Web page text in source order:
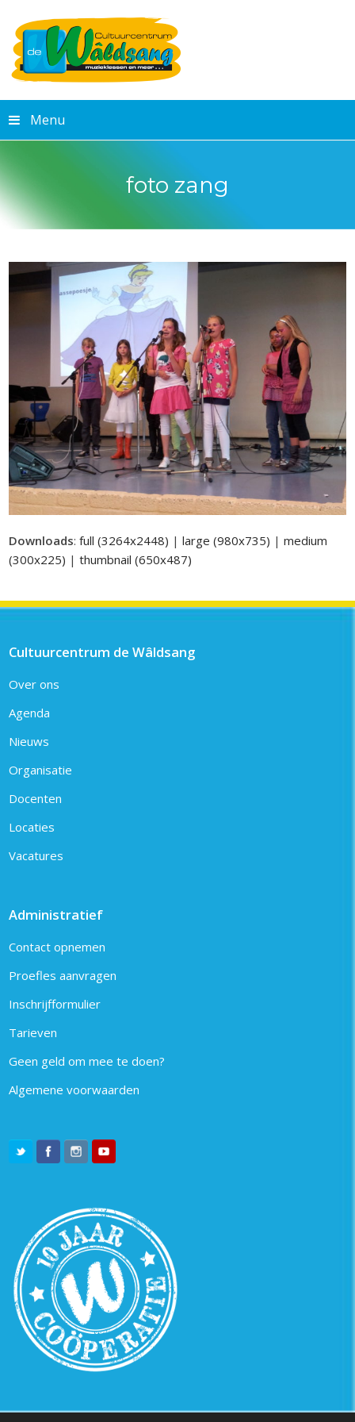
Menu
foto zang
Downloads:full (3264x2448) |large (980x735) |medium
(300x225) |thumbnail (650x487)
Cultuurcentrum de Wâldsang
Over ons
Agenda
Nieuws
Organisatie
Docenten
Locaties
Vacatures
Administratief
Contact opnemen
Proefles aanvragen
Inschrijfformulier
Tarieven
Geen geld om mee te doen?
Algemene voorwaarden